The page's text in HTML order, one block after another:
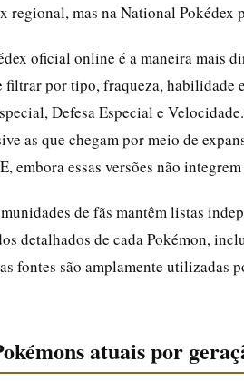
regional, mas na National
oficial online é a maneira mais
por tipo, fraqueza, habilidade
Defesa Especial e
as que chegam por meio de
embora essas versões não
de fãs mantêm listas
detalhados de cada Pokémon,
fontes são amplamente utilizadas
atuais por